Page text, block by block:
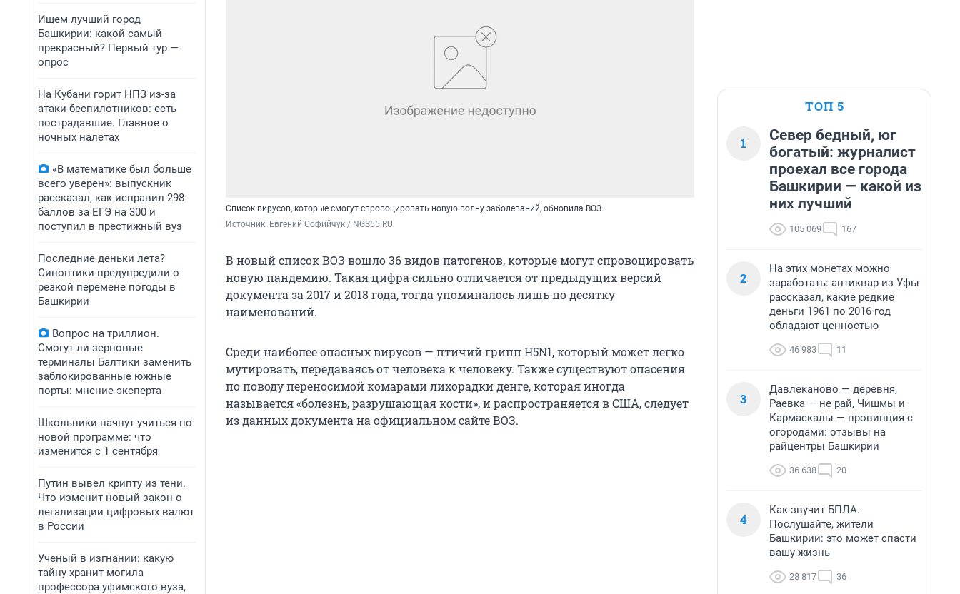
Ищем лучший город
Башкирии: какой самый
прекрасный? Первый тур —
опрос
На Кубани горит НПЗ из-за
атаки беспилотников: есть
пострадавшие. Главное о
ночных налетах
«В математике был больше
всего уверен»: выпускник
рассказал, как исправил 298
баллов за ЕГЭ на 300 и
поступил в престижный вуз
Последние деньки лета?
Синоптики предупредили о
резкой перемене погоды в
Башкирии
Вопрос на триллион.
Смогут ли зерновые
терминалы Балтики заменить
заблокированные южные
порты: мнение эксперта
Школьники начнут учиться по
новой программе: что
изменится с 1 сентября
Путин вывел крипту из тени.
Что изменит новый закон о
легализации цифровых валют
в России
Ученый в изгнании: какую
тайну хранит могила
профессора уфимского вуза,
Список вирусов, которые смогут спровоцировать новую волну заболеваний, обновила ВОЗ
Источник: Евгений Софийчук / NGS55.RU
В новый список ВОЗ вошло 36 видов патогенов, которые могут спровоцировать
новую пандемию. Такая цифра сильно отличается от предыдущих версий
документа за 2017 и 2018 года, тогда упоминалось лишь по десятку
наименований.
Среди наиболее опасных вирусов — птичий грипп H5N1, который может легко
мутировать, передаваясь от человека к человеку. Также существуют опасения
по поводу переносимой комарами лихорадки денге, которая иногда
называется «болезнь, разрушающая кости», и распространяется в США, следует
из данных документа на официальном сайте ВОЗ.
ТОП 5
1
Север бедный, юг
богатый: журналист
проехал все города
Башкирии — какой из
них лучший
105 069 167
2
На этих монетах можно
заработать: антиквар из Уфы
рассказал, какие редкие
деньги 1961 по 2016 год
обладают ценностью
46 983 11
3
Давлеканово — деревня,
Раевка — не рай, Чишмы и
Кармаскалы — провинция с
огородами: отзывы на
райцентры Башкирии
36 638 20
4
Как звучит БПЛА.
Послушайте, жители
Башкирии: это может спасти
вашу жизнь
28 817 36